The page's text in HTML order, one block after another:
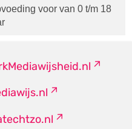
voor van 0 t/m 18